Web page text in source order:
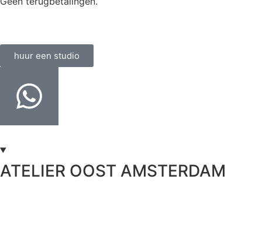
huur een studio
ATELIER OOST AMSTERDAM